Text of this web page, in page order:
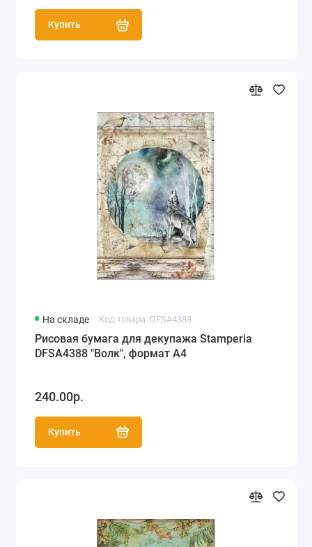
Купить
На складе Код товара: DFSA4388
Рисовая бумага для декупажа Stamperia
DFSA4388 "Волк", формат А4
240.00р.
Купить